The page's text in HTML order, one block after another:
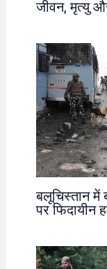
जीवन, मृत्यु
बलूचिस्तान में
पर फिदायीन